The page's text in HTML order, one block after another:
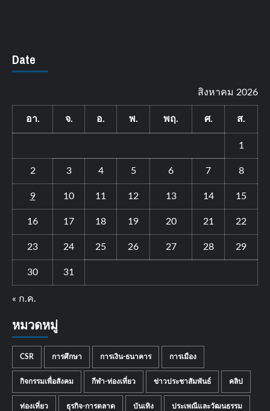
Date
สิงหาคม 2026
อา. จ. อ. พ. พฤ. ศ. ส.
1
2 3 4 5 6 7 8
9 10 11 12 13 14 15
16 17 18 19 20 21 22
23 24 25 26 27 28 29
30 31
« ก.ค.
หมวดหมู่
CSR การศึกษา การเงิน-ธนาคาร การเมือง
กิจกรรมเพื่อสังคม กีฬา-ท่องเที่ยว ข่าวประชาสัมพันธ์ คลิป
ท่องเที่ยว ธุรกิจ-การตลาด บันเทิง ประเพณีและวัฒนธรรม